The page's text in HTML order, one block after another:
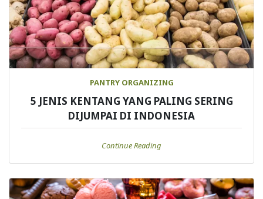
PANTRY ORGANIZING
5 JENIS KENTANG YANG PALING SERING
DIJUMPAI DI INDONESIA
Continue Reading